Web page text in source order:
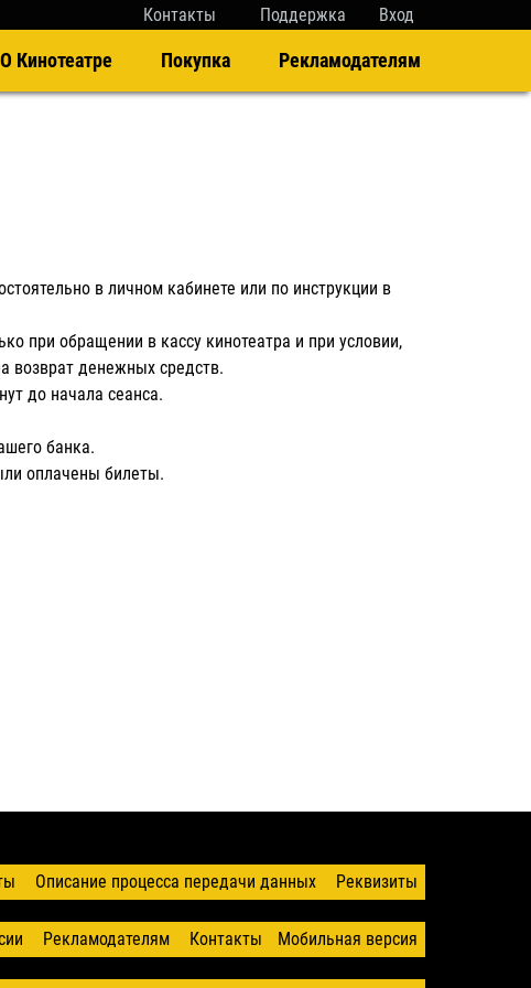
Контакты Поддержка Вход
О Кинотеатре Покупка Рекламодателям
в личном кабинете или по инструкции в
при обращении в кассу кинотеатра и при условии,
возврат денежных средств.
до начала сеанса.
банка.
оплачены билеты.
Описание процесса передачи данных Реквизиты
Рекламодателям Контакты Мобильная версия